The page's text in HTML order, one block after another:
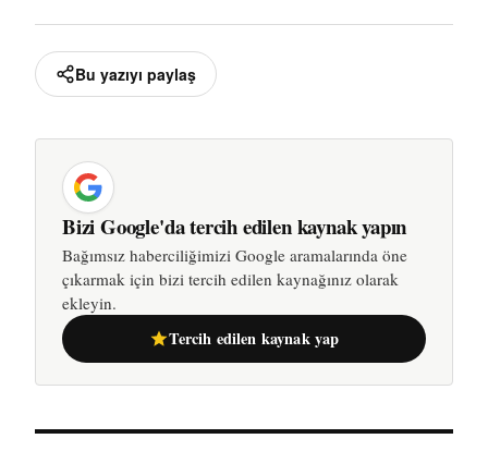
Bu yazıyı paylaş
Bizi Google'da tercih edilen kaynak yapın
Bağımsız haberciliğimizi Google aramalarında öne
çıkarmak için bizi tercih edilen kaynağınız olarak
ekleyin.
Tercih edilen kaynak yap